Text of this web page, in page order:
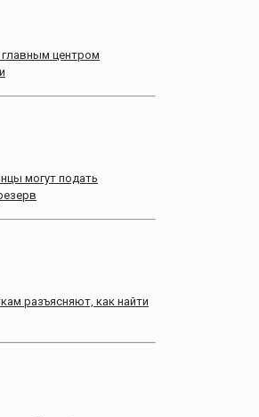
главным центром
могут подать
разъясняют, как найти